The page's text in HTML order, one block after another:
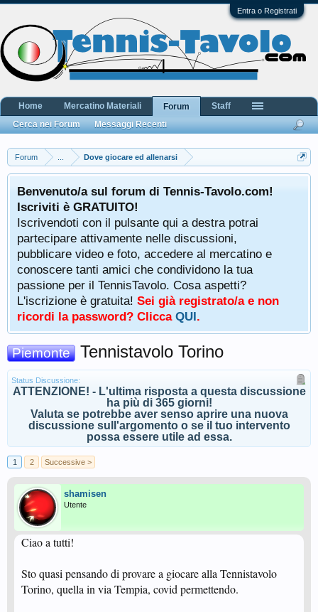
Entra o Registrati
Forum Dove giocare ed allenarsi
Benvenuto/a sul forum di Tennis-Tavolo.com!
Iscriviti è GRATUITO!
Iscrivendoti con il pulsante qui a destra potrai
partecipare attivamente nelle discussioni,
pubblicare video e foto, accedere al mercatino e
conoscere tanti amici che condividono la tua
passione per il TennisTavolo. Cosa aspetti?
L'iscrizione è gratuita! Sei già registrato/a e non
ricordi la password? Clicca QUI.
Piemonte Tennistavolo Torino
Status Discussione:
ATTENZIONE! - L'ultima risposta a questa discussione
ha più di 365 giorni!
Valuta se potrebbe aver senso aprire una nuova
discussione sull'argomento o se il tuo intervento
possa essere utile ad essa.
1 2 Successive >
shamisen
Utente
Ciao a tutti!
Sto quasi pensando di provare a giocare alla Tennistavolo
Torino, quella in via Tempia, covid permettendo.
Home Mercatino Materiali
Forum
Cerca nei Forum
Messaggi Recenti
Staff